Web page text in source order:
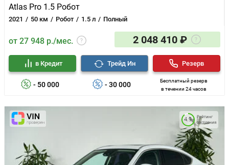
Atlas Pro 1.5 Робот
2021 50 км Робот 1.5 л Полный
от 27 948 р./мес. 2 048 410 ₽
- 50 000
в Кредит
- 30 000
Трейд Ин
Бесплатный резерв
в течении 24 часов
Резерв
Рейтинг
состояния
4.9